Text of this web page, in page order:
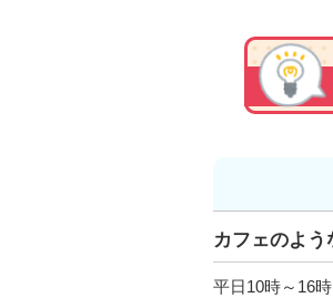
カフェのよ
平日10時～16